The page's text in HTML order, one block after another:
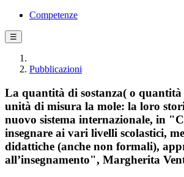
Competenze
☰
Pubblicazioni
La quantità di sostanza( o quantità
unità di misura la mole: la loro
nuovo sistema internazionale, in
insegnare ai vari livelli scolastici,
didattiche (anche non formali),
all’insegnamento", Margherita